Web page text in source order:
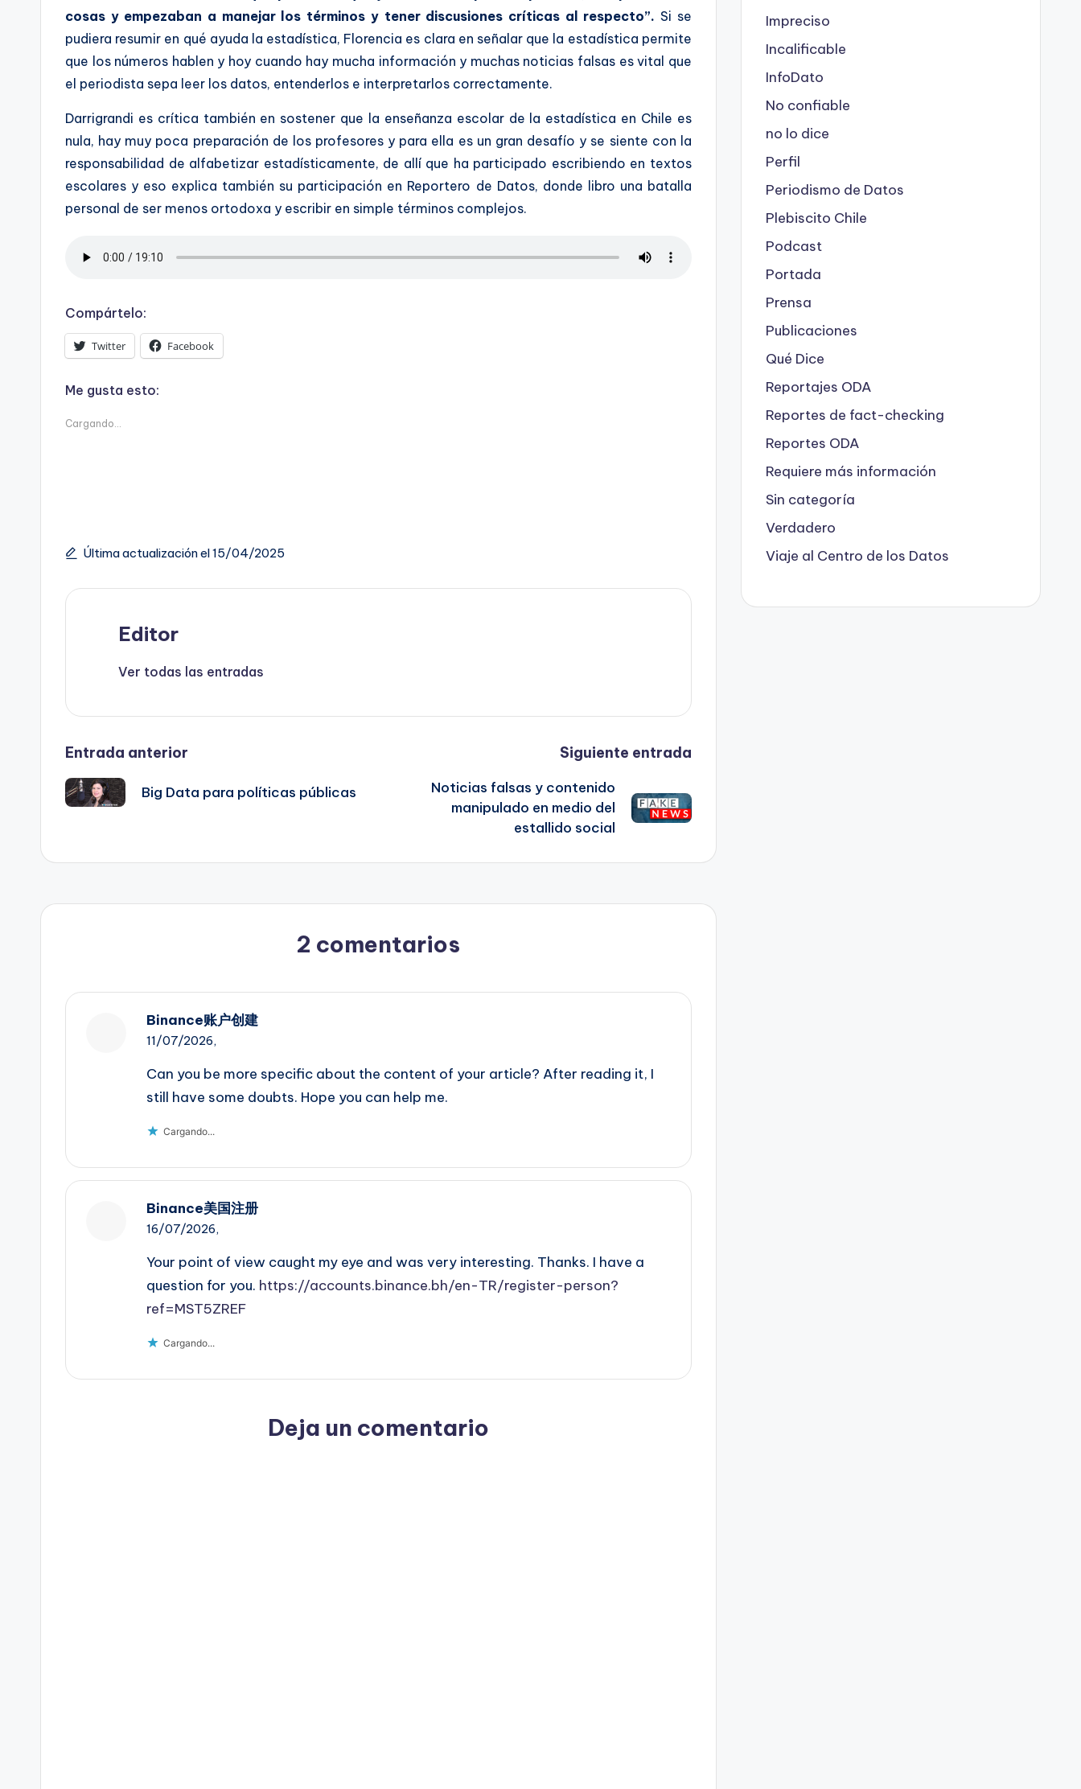
cosas y empezaban a manejar los términos y tener discusiones críticas al respecto”.Si se
pudiera resumir en qué ayuda la estadística, Florencia es clara en señalar que la estadística permite
que los números hablen y hoy cuando hay mucha información y muchas noticias falsas es vital que
el periodista sepa leer los datos, entenderlos e interpretarlos correctamente.
Darrigrandi es crítica también en sostener que la enseñanza escolar de la estadística en Chile es
nula, hay muy poca preparación de los profesores y para ella es un gran desafío y se siente con la
responsabilidad de alfabetizar estadísticamente, de allí que ha participado escribiendo en textos
escolares y eso explica también su participación en Reportero de Datos, donde libro una batalla
personal de ser menos ortodoxa y escribir en simple términos complejos.
Compártelo:
Twitter Facebook
Me gusta esto:
Cargando...
Última actualización el 15/04/2025
Editor
Ver todas las entradas
Navegación
de
Entrada anterior
Big Data para políticas públicas
Siguiente entrada
Noticias falsas y contenido
manipulado en medio del
estallido social
2 comentarios
Binance账户创建
11/07/2026,
Can you be more specific about the content of your article? After reading it, I
still have some doubts. Hope you can help me.
Cargando...
Binance美国注册
16/07/2026,
Your point of view caught my eye and was very interesting. Thanks. I have a
question for you. https://accounts.binance.bh/en-TR/register-person?
ref=MST5ZREF
Cargando...
Deja un comentario
Impreciso
Incalificable
InfoDato
No confiable
no lo dice
Perfil
Periodismo de Datos
Plebiscito Chile
Podcast
Portada
Prensa
Publicaciones
Qué Dice
Reportajes ODA
Reportes de fact-checking
Reportes ODA
Requiere más información
Sin categoría
Verdadero
Viaje al Centro de los Datos